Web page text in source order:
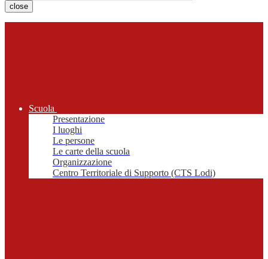
close
Scuola
Presentazione
I luoghi
Le persone
Le carte della scuola
Organizzazione
Centro Territoriale di Supporto (CTS Lodi)